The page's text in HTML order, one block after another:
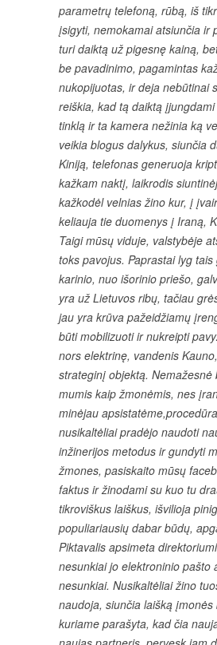
parametrų telefoną, rūbą, iš
įsigyti, nemokamai atsiunčia ir
turi daiktą už pigesnę kainą,
be pavadinimo, pagamintas
nukopijuotas, ir deja nebūtinai
reiškia, kad tą daiktą
tinklą ir ta kamera nežinia ką
veikia blogus dalykus, siunčia
Kiniją, telefonas generuoja
kažkam naktį, laikrodis
kažkodėl velnias žino kur, į
keliauja tie duomenys į Iraną,
Taigi mūsų viduje, valstybėje
toks pavojus. Paprastai lyg
karinio, nuo išorinio priešo,
yra už Lietuvos ribų, tačiau
jau yra krūva pažeidžiamų
būti mobilizuoti ir nukreipti
nors elektrinę, vandenis
strateginį objektą. Nemažesnė
mumis kaip žmonėmis, nes
minėjau
nusikaltėliai pradėjo naudoti
inžinerijos metodus ir gundyti
žmones, pasiskaito mūsų
faktus ir žinodami su kuo tu
tikroviškus laiškus, išvilioja
populiariausių dabar būdų,
Piktavalis apsimeta
nesunkiai jo elektroninio pašto
nesunkiai. Nusikaltėliai žino
naudoja, siunčia laišką įmonės
kuriame parašyta, kad čia